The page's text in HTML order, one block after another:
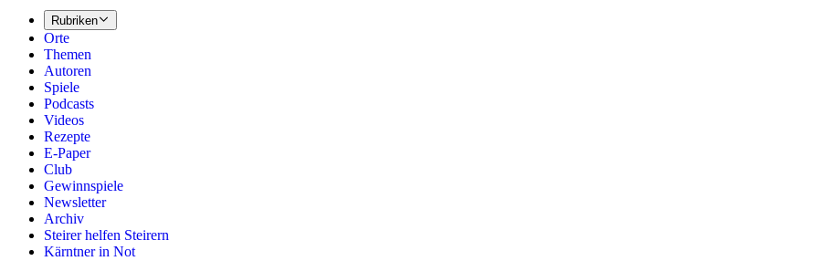
Rubriken
Orte
Themen
Autoren
Spiele
Podcasts
Videos
Rezepte
E-Paper
Club
Gewinnspiele
Newsletter
Archiv
Steirer helfen Steirern
Kärntner in Not